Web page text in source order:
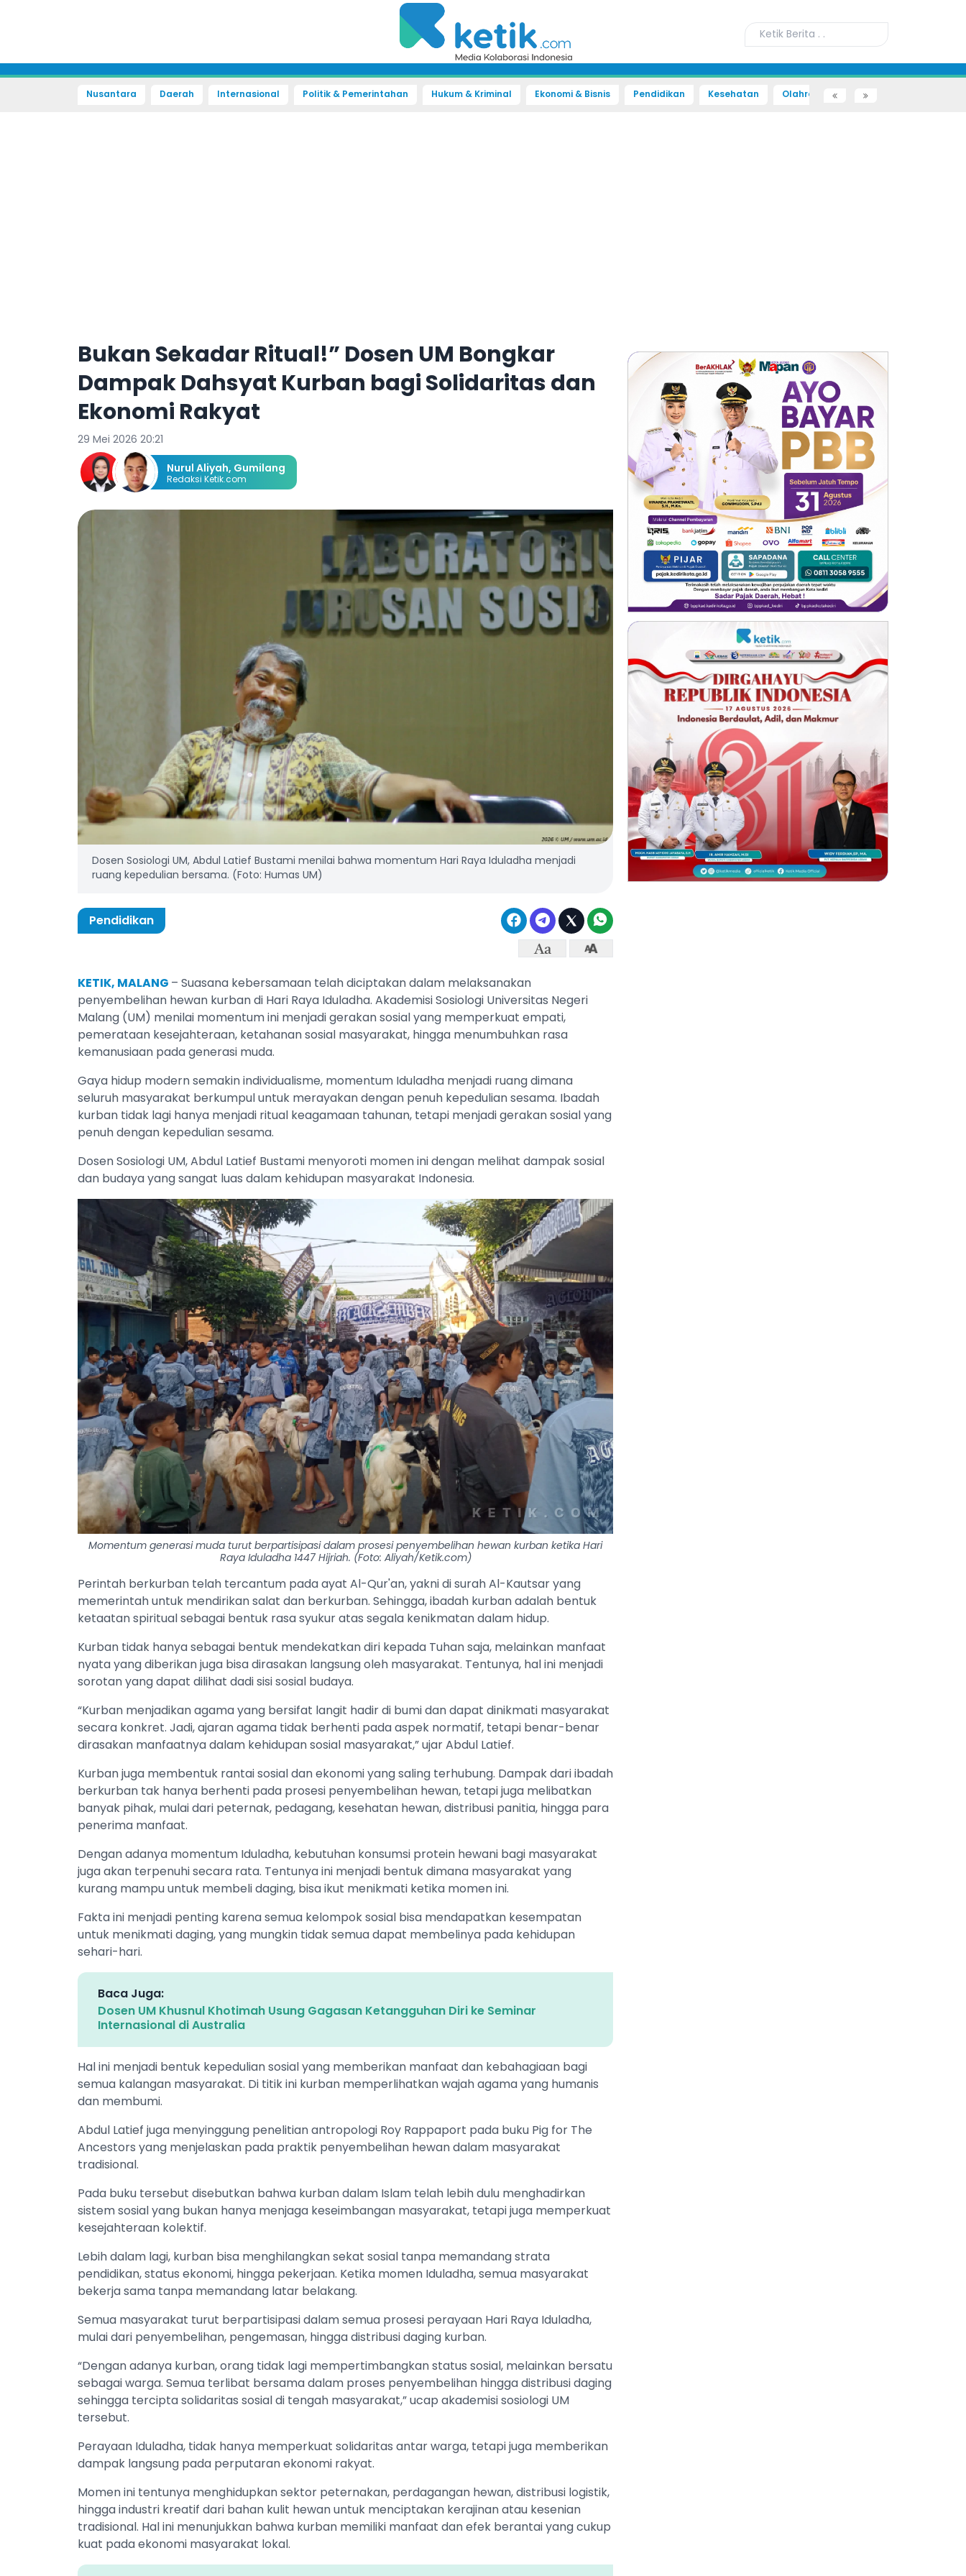
Nusantara Daerah Internasional Politik & Pemerintahan Hukum & Kriminal Ekonomi & Bisnis Pendidikan Kesehatan Olahraga Sains dan Teknologi
Bukan Sekadar Ritual!” Dosen UM Bongkar
Dampak Dahsyat Kurban bagi Solidaritas dan
Ekonomi Rakyat
29 Mei 2026 20:21
Nurul Aliyah, Gumilang
Redaksi Ketik.com
Dosen Sosiologi UM, Abdul Latief Bustami menilai bahwa momentum Hari Raya Iduladha menjadi
ruang kepedulian bersama. (Foto: Humas UM)
Pendidikan
KETIK, MALANG – Suasana kebersamaan telah diciptakan dalam melaksanakan
penyembelihan hewan kurban di Hari Raya Iduladha. Akademisi Sosiologi Universitas Negeri
Malang (UM) menilai momentum ini menjadi gerakan sosial yang memperkuat empati,
pemerataan kesejahteraan, ketahanan sosial masyarakat, hingga menumbuhkan rasa
kemanusiaan pada generasi muda.
Gaya hidup modern semakin individualisme, momentum Iduladha menjadi ruang dimana
seluruh masyarakat berkumpul untuk merayakan dengan penuh kepedulian sesama. Ibadah
kurban tidak lagi hanya menjadi ritual keagamaan tahunan, tetapi menjadi gerakan sosial yang
penuh dengan kepedulian sesama.
Dosen Sosiologi UM, Abdul Latief Bustami menyoroti momen ini dengan melihat dampak sosial
dan budaya yang sangat luas dalam kehidupan masyarakat Indonesia.
Momentum generasi muda turut berpartisipasi dalam prosesi penyembelihan hewan kurban ketika Hari
Raya Iduladha 1447 Hijriah. (Foto: Aliyah/Ketik.com)
Perintah berkurban telah tercantum pada ayat Al-Qur'an, yakni di surah Al-Kautsar yang
memerintah untuk mendirikan salat dan berkurban. Sehingga, ibadah kurban adalah bentuk
ketaatan spiritual sebagai bentuk rasa syukur atas segala kenikmatan dalam hidup.
Kurban tidak hanya sebagai bentuk mendekatkan diri kepada Tuhan saja, melainkan manfaat
nyata yang diberikan juga bisa dirasakan langsung oleh masyarakat. Tentunya, hal ini menjadi
sorotan yang dapat dilihat dadi sisi sosial budaya.
“Kurban menjadikan agama yang bersifat langit hadir di bumi dan dapat dinikmati masyarakat
secara konkret. Jadi, ajaran agama tidak berhenti pada aspek normatif, tetapi benar-benar
dirasakan manfaatnya dalam kehidupan sosial masyarakat,” ujar Abdul Latief.
Kurban juga membentuk rantai sosial dan ekonomi yang saling terhubung. Dampak dari ibadah
berkurban tak hanya berhenti pada prosesi penyembelihan hewan, tetapi juga melibatkan
banyak pihak, mulai dari peternak, pedagang, kesehatan hewan, distribusi panitia, hingga para
penerima manfaat.
Dengan adanya momentum Iduladha, kebutuhan konsumsi protein hewani bagi masyarakat
juga akan terpenuhi secara rata. Tentunya ini menjadi bentuk dimana masyarakat yang
kurang mampu untuk membeli daging, bisa ikut menikmati ketika momen ini.
Fakta ini menjadi penting karena semua kelompok sosial bisa mendapatkan kesempatan
untuk menikmati daging, yang mungkin tidak semua dapat membelinya pada kehidupan
sehari-hari.
Baca Juga:
Dosen UM Khusnul Khotimah Usung Gagasan Ketangguhan Diri ke Seminar
Internasional di Australia
Hal ini menjadi bentuk kepedulian sosial yang memberikan manfaat dan kebahagiaan bagi
semua kalangan masyarakat. Di titik ini kurban memperlihatkan wajah agama yang humanis
dan membumi.
Abdul Latief juga menyinggung penelitian antropologi Roy Rappaport pada buku Pig for The
Ancestors yang menjelaskan pada praktik penyembelihan hewan dalam masyarakat
tradisional.
Pada buku tersebut disebutkan bahwa kurban dalam Islam telah lebih dulu menghadirkan
sistem sosial yang bukan hanya menjaga keseimbangan masyarakat, tetapi juga memperkuat
kesejahteraan kolektif.
Lebih dalam lagi, kurban bisa menghilangkan sekat sosial tanpa memandang strata
pendidikan, status ekonomi, hingga pekerjaan. Ketika momen Iduladha, semua masyarakat
bekerja sama tanpa memandang latar belakang.
Semua masyarakat turut berpartisipasi dalam semua prosesi perayaan Hari Raya Iduladha,
mulai dari penyembelihan, pengemasan, hingga distribusi daging kurban.
“Dengan adanya kurban, orang tidak lagi mempertimbangkan status sosial, melainkan bersatu
sebagai warga. Semua terlibat bersama dalam proses penyembelihan hingga distribusi daging
sehingga tercipta solidaritas sosial di tengah masyarakat,” ucap akademisi sosiologi UM
tersebut.
Perayaan Iduladha, tidak hanya memperkuat solidaritas antar warga, tetapi juga memberikan
dampak langsung pada perputaran ekonomi rakyat.
Momen ini tentunya menghidupkan sektor peternakan, perdagangan hewan, distribusi logistik,
hingga industri kreatif dari bahan kulit hewan untuk menciptakan kerajinan atau kesenian
tradisional. Hal ini menunjukkan bahwa kurban memiliki manfaat dan efek berantai yang cukup
kuat pada ekonomi masyarakat lokal.